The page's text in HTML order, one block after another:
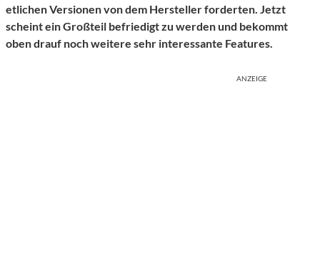
etlichen Versionen von dem Hersteller forderten. Jetzt
scheint ein Großteil befriedigt zu werden und bekommt
oben drauf noch weitere sehr interessante Features.
ANZEIGE